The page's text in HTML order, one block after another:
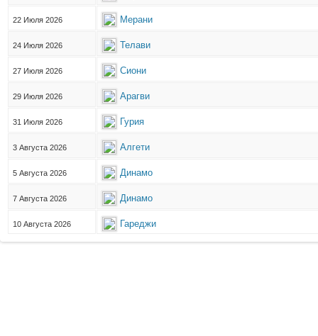
22 Июля 2026 Мерани
24 Июля 2026 Телави
27 Июля 2026 Сиони
29 Июля 2026 Арагви
31 Июля 2026 Гурия
3 Августа 2026 Алгети
5 Августа 2026 Динамо
7 Августа 2026 Динамо
10 Августа 2026 Гареджи